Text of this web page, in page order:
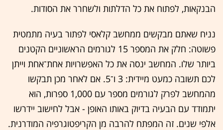
הבנקאות, לפתוח את כל הדלתות ולשחרר את הסודות.
נניח שאתם מבקשים ממחשב קלאסי לפתור בעיה מתמטית
פשוטה: חלק את המספר 15 לגורמים הראשוניים הקטנים
ביותר שלו. המחשב ינסה את כל האפשרויות אחת־אחת וייתן
לכם תשובה כמעט מיידית: 3 ו־5. אם לאחר מכן תבקשו
מהמחשב לפרק לגורמים מספר עם 1,000 ספרות, הוא
יתמודד עם הבעיה בדיוק באותו האופן - אבל לחישוב יידרשו
אלפי שנים. זה המפתח להרבה מן הקריפטוגרפיה המודרנית.